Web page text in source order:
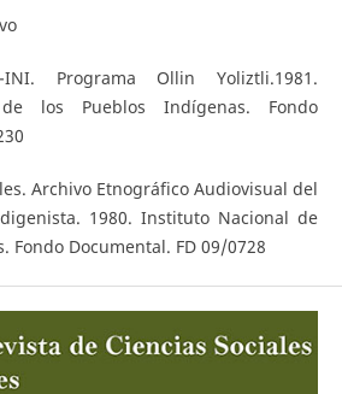
INI. Programa Ollin Yoliztli.1981.
los Pueblos Indígenas. Fondo
Archivo Etnográfico Audiovisual del
1980. Instituto Nacional de
Fondo Documental. FD 09/0728